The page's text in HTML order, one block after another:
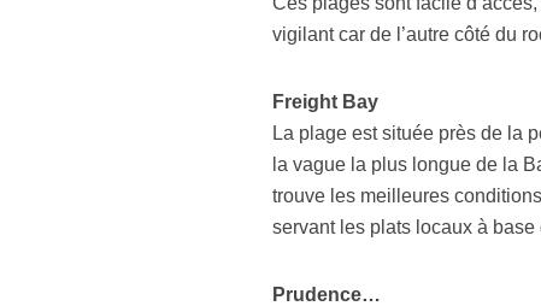
vigilant car de l’autre côté du
Freight Bay
La plage est située près de la
la vague la plus longue de la
trouve les meilleures
servant les plats locaux à
Prudence…